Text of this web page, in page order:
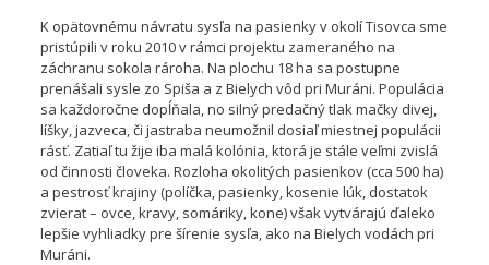
K opätovnému návratu sysľa na pasienky v okolí Tisovca sme
pristúpili v roku 2010 v rámci projektu zameraného na
záchranu sokola rároha. Na plochu 18 ha sa postupne
prenášali sysle zo Spiša a z Bielych vôd pri Muráni. Populácia
sa každoročne dopĺňala, no silný predačný tlak mačky divej,
líšky, jazveca, či jastraba neumožnil dosiaľ miestnej populácii
rásť. Zatiaľ tu žije iba malá kolónia, ktorá je stále veľmi zvislá
od činnosti človeka. Rozloha okolitých pasienkov (cca 500 ha)
a pestrosť krajiny (políčka, pasienky, kosenie lúk, dostatok
zvierat – ovce, kravy, somáriky, kone) však vytvárajú ďaleko
lepšie vyhliadky pre šírenie sysľa, ako na Bielych vodách pri
Muráni.